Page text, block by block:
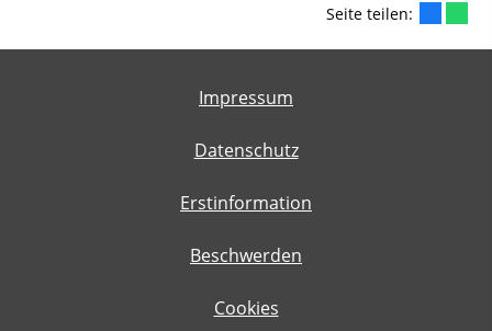
Seite teilen:
Impressum
Datenschutz
Erstinformation
Beschwerden
Cookies